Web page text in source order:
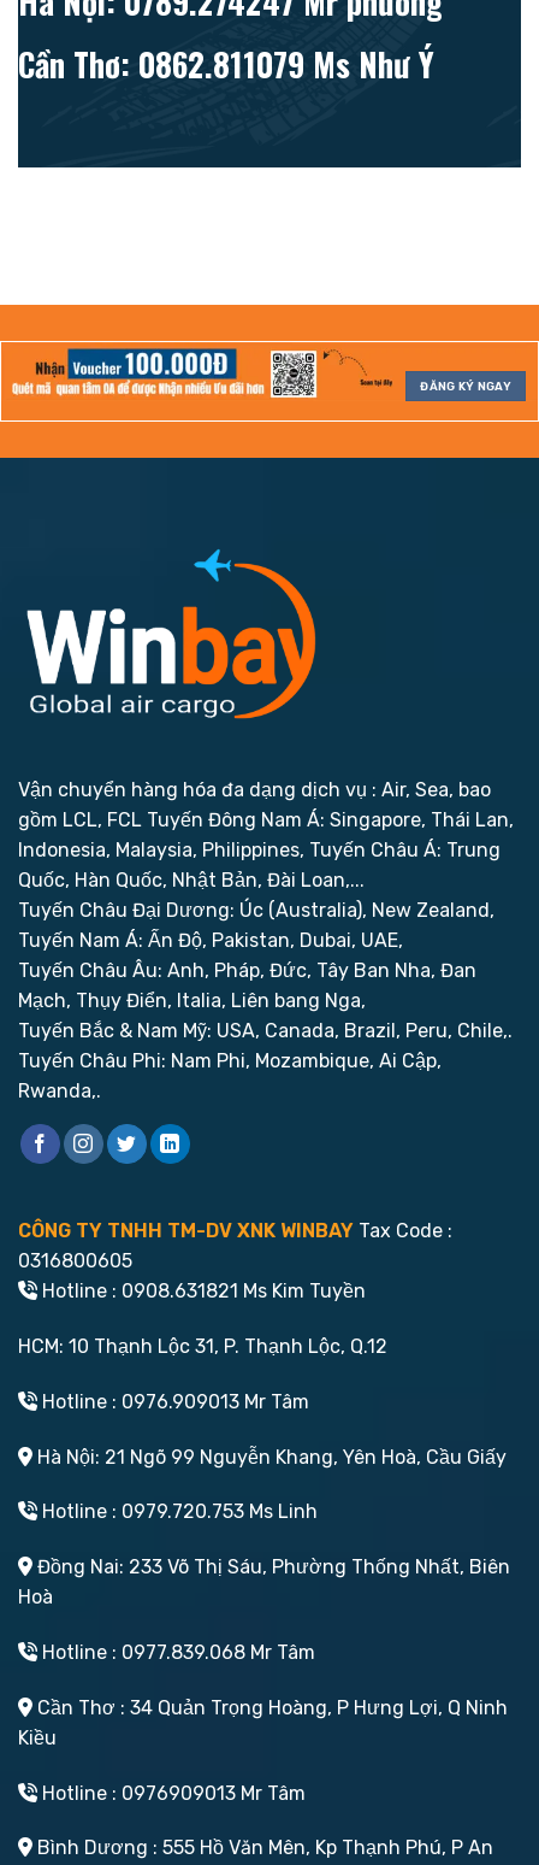
Cần Thơ: 0862.811079 Ms Như Ý
ĐĂNG KÝ NGAY
Vận chuyển hàng hóa đa dạng dịch vụ : Air, Sea, bao
gồm LCL, FCL Tuyến Đông Nam Á: Singapore, Thái Lan,
Indonesia, Malaysia, Philippines, Tuyến Châu Á: Trung
Quốc, Hàn Quốc, Nhật Bản, Đài Loan,...
Tuyến Châu Đại Dương: Úc (Australia), New Zealand,
Tuyến Nam Á: Ấn Độ, Pakistan, Dubai, UAE,
Tuyến Châu Âu: Anh, Pháp, Đức, Tây Ban Nha, Đan
Mạch, Thụy Điển, Italia, Liên bang Nga,
Tuyến Bắc & Nam Mỹ: USA, Canada, Brazil, Peru, Chile,.
Tuyến Châu Phi: Nam Phi, Mozambique, Ai Cập,
Rwanda,.
CÔNG TY TNHH TM-DV XNK WINBAY Tax Code :
0316800605
Hotline : 0908.631821 Ms Kim Tuyền
HCM: 10 Thạnh Lộc 31, P. Thạnh Lộc, Q.12
Hotline : 0976.909013 Mr Tâm
Hà Nội: 21 Ngõ 99 Nguyễn Khang, Yên Hoà, Cầu Giấy
Hotline : 0979.720.753 Ms Linh
Đồng Nai: 233 Võ Thị Sáu, Phường Thống Nhất, Biên
Hoà
Hotline : 0977.839.068 Mr Tâm
Cần Thơ : 34 Quản Trọng Hoàng, P Hưng Lợi, Q Ninh
Kiều
Hotline : 0976909013 Mr Tâm
Bình Dương : 555 Hồ Văn Mên, Kp Thạnh Phú, P An